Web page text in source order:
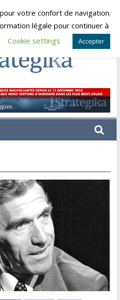
août 7, 2026
votre confort de navigation.
légale pour continuer à
Cookie settings Accepter